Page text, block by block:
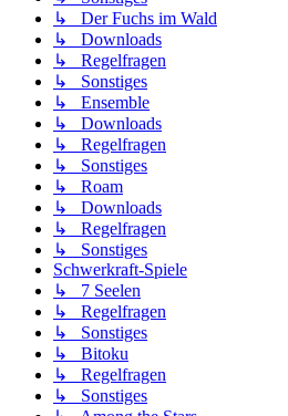
↳ Der Fuchs im Wald
↳ Downloads
↳ Regelfragen
↳ Sonstiges
↳ Ensemble
↳ Downloads
↳ Regelfragen
↳ Sonstiges
↳ Roam
↳ Downloads
↳ Regelfragen
↳ Sonstiges
Schwerkraft-Spiele
↳ 7 Seelen
↳ Regelfragen
↳ Sonstiges
↳ Bitoku
↳ Regelfragen
↳ Sonstiges